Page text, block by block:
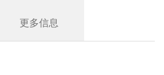
更多信息